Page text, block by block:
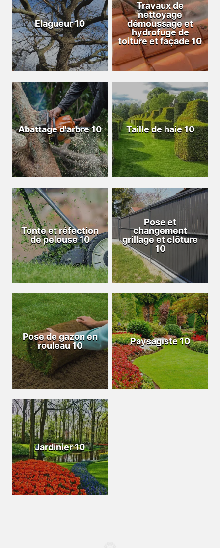
Elagueur 10
Travaux de
nettoyage
démoussage et
hydrofuge de
toiture et façade 10
Abattage d'arbre 10 Taille de haie 10
Tonte et réfection
de pelouse 10
Pose et
changement
grillage et clôture
10
Pose de gazon en
rouleau 10
Paysagiste 10
Jardinier 10